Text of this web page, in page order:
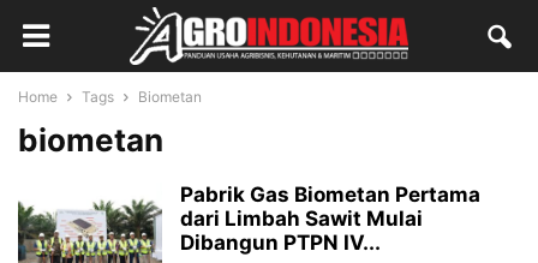
Home Tags Biometan
biometan
Pabrik Gas Biometan Pertama
dari Limbah Sawit Mulai
Dibangun PTPN IV...